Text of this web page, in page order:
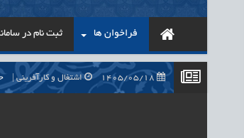
فراخوان ها ثبت نام در
اشتغال و کارآفرینی